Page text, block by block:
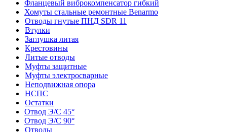
Фланцевый виброкомпенсатор гибкий
Хомуты стальные ремонтные Benarmo
Отводы гнутые ПНД SDR 11
Втулки
Заглушка литая
Крестовины
Литые отводы
Муфты защитные
Муфты электросварные
Неподвижная опора
НСПС
Остатки
Отвод Э/С 45°
Отвод Э/С 90°
Отводы